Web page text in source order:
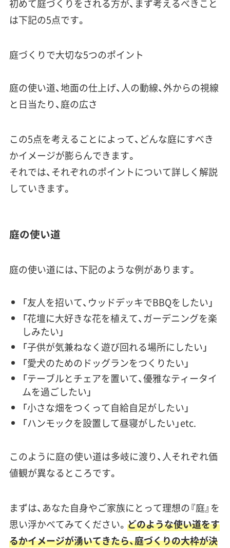
初めて庭づくりをされる方が、まず考えるべきこと
は下記の5点です。
庭づくりで大切な5つのポイント
庭の使い道、地面の仕上げ、人の動線、外からの視線
と日当たり、庭の広さ
この5点を考えることによって、どんな庭にすべき
かイメージが膨らんできます。
それでは、それぞれのポイントについて詳しく解説
していきます。
庭の使い道
庭の使い道には、下記のような例があります。
「友人を招いて、ウッドデッキでBBQをしたい」
「花壇に大好きな花を植えて、ガーデニングを楽
しみたい」
「子供が気兼ねなく遊び回れる場所にしたい」
「愛犬のためのドッグランをつくりたい」
「テーブルとチェアを置いて、優雅なティータイ
ムを過ごしたい」
「小さな畑をつくって自給自足がしたい」
「ハンモックを設置して昼寝がしたい」etc.
このように庭の使い道は多岐に渡り、人それぞれ価
値観が異なるところです。
まずは、あなた自身やご家族にとって理想の『庭』を
思い浮かべてみてください。 どのような使い道をす
るかイメージが湧いてきたら、庭づくりの大枠が決